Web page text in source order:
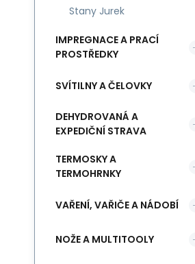
Stany Jurek
IMPREGNACE A PRACÍ
PROSTŘEDKY
SVÍTILNY A ČELOVKY
DEHYDROVANÁ A
EXPEDIČNÍ STRAVA
TERMOSKY A
TERMOHRNKY
VAŘENÍ, VAŘIČE A NÁDOBÍ
NOŽE A MULTITOOLY